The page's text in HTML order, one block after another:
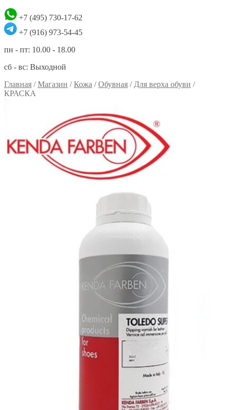
+7 (495) 730-17-62
+7 (916) 973-54-45
пн - пт: 10.00 - 18.00
сб - вс: Выходной
Главная /Магазин /Кожа /Обувная / Для верха обуви /
КРАСКА